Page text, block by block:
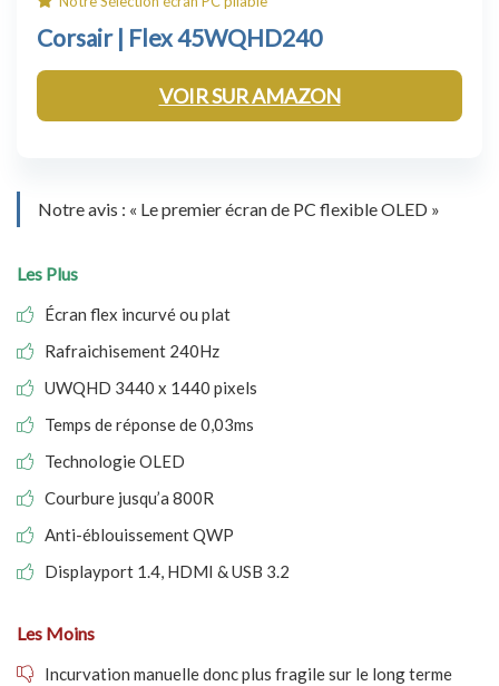
Corsair| Flex45WQHD240
VOIR SUR AMAZON
Notre avis : « Le premier écran de PC flexible OLED »
Les Plus
Écran flex incurvé ou plat
Rafraichisement 240Hz
UWQHD 3440 x 1440 pixels
Temps de réponse de 0,03ms
Technologie OLED
Courbure jusqu’a 800R
Anti-éblouissement QWP
Displayport 1.4, HDMI & USB 3.2
Les Moins
Incurvation manuelle donc plus fragile sur le long terme